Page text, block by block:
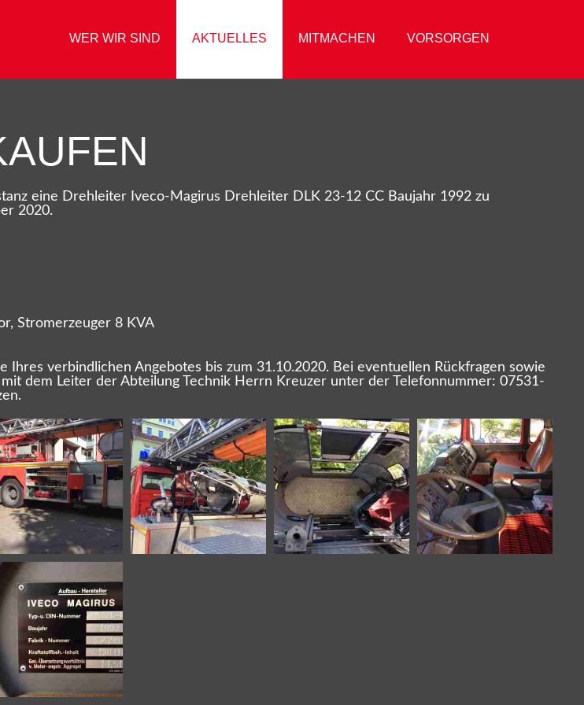
WER WIR SIND AKTUELLES MITMACHEN VORSORGEN
eine Drehleiter Iveco-Magirus Drehleiter DLK 23-12 CC Baujahr 1992 zu
2020.
Stromerzeuger 8 KVA
verbindlichen Angebotes bis zum 31.10.2020. Bei eventuellen Rückfragen sowie
dem Leiter der Abteilung Technik Herrn Kreuzer unter der Telefonnummer: 07531-